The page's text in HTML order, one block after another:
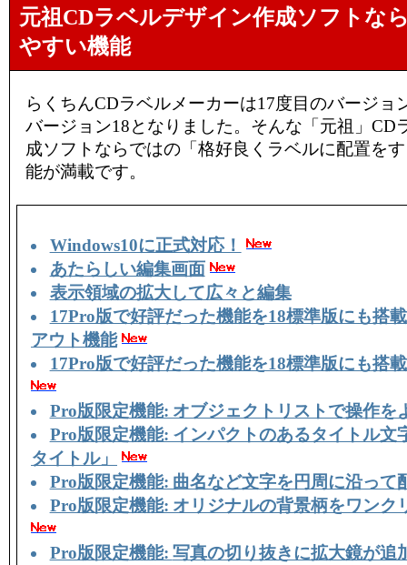
元祖CDラベルデザイン作成ソフトな
やすい機能
らくちんCDラベルメーカーは17度目のバージョ
バージョン18となりました。そんな「元祖」CD
成ソフトならではの「格好良くラベルに配置を
能が満載です。
Windows10に正式対応！
あたらしい編集画面
表示領域の拡大して広々と編集
17Pro版で好評だった機能を18標準版にも搭
アウト機能
17Pro版で好評だった機能を18標準版にも搭
Pro版限定機能: オブジェクトリストで操作を
Pro版限定機能: インパクトのあるタイトル文
タイトル」
Pro版限定機能: 曲名など文字を円周に沿って
Pro版限定機能: オリジナルの背景柄をワンク
Pro版限定機能: 写真の切り抜きに拡大鏡が追